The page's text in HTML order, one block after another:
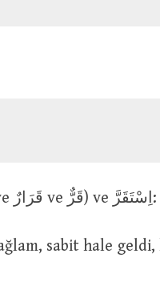
قَرَّ (geniş zaman يَقَرُّ ve يَقِرُّ mastar isim قُرُورٌ ve قَرَارٌ ve قَرٌّ) ve اِسْتَقَرَّ: